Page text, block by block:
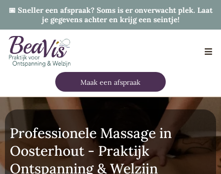
📅 Sneller een afspraak? Soms is er onverwacht plek. Laat
je gegevens achter en krijg een seintje!
Maak een afspraak
Professionele Massage in
Oosterhout - Praktijk
Ontspanning & Welzijn